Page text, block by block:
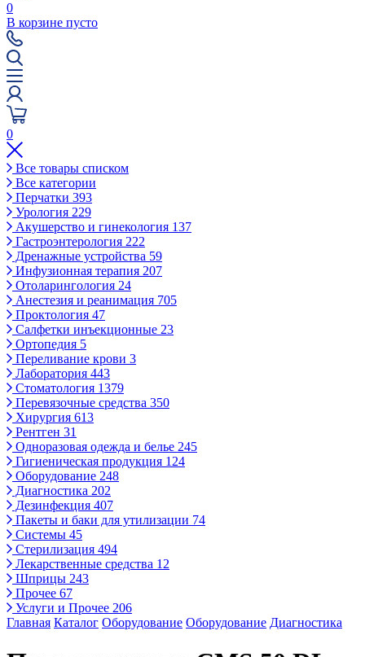
0
В корзине пусто
0
Все товары списком
Все категории
Перчатки 393
Урология 229
Акушерство и гинекология 137
Гастроэнтерология 222
Дренажные устройства 59
Инфузионная терапия 207
Отоларингология 24
Анестезия и реанимация 705
Проктология 47
Салфетки инъекционные 23
Ортопедия 5
Переливание крови 3
Лаборатория 443
Стоматология 1379
Перевязочные средства 350
Хирургия 613
Рентген 31
Одноразовая одежда и белье 245
Гигиеническая продукция 124
Оборудование 248
Диагностика 202
Дезинфекция 407
Пакеты и баки для утилизации 74
Системы 45
Стерилизация 494
Лекарственные средства 12
Шприцы 243
Прочее 67
Услуги и Прочее 206
Главная Каталог Оборудование Оборудование Диагностика